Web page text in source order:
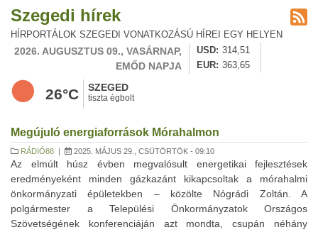
Szegedi hírek
HÍRPORTÁLOK SZEGEDI VONATKOZÁSÚ HÍREI EGY HELYEN
2026. AUGUSZTUS 09., VASÁRNAP,
EMŐD NAPJA
USD
314,51
EUR
363,65
26°C SZEGED
tiszta égbolt
Megújuló energiaforrások Mórahalmon
RÁDIÓ88 | 2025. MÁJUS 29., CSÜTÖRTÖK - 09:10
Az elmúlt húsz évben megvalósult energetikai fejlesztések
eredményeként minden gázkazánt kikapcsoltak a mórahalmi
önkormányzati épületekben – közölte Nógrádi Zoltán. A
polgármester a Települési Önkormányzatok Országos
Szövetségének konferenciáján azt mondta, csupán néhány